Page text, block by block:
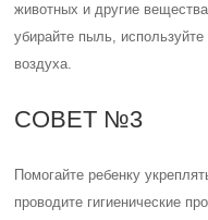
животных и другие
убирайте пыль,
воздуха.
СОВЕТ №3
Помогайте ребенку
проводите гигиенические